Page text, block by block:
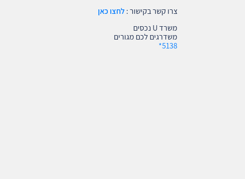
צרו קשר בקישור :לחצו כאן
משרד U נכסים
משדרגים לכם מגורים
5138*